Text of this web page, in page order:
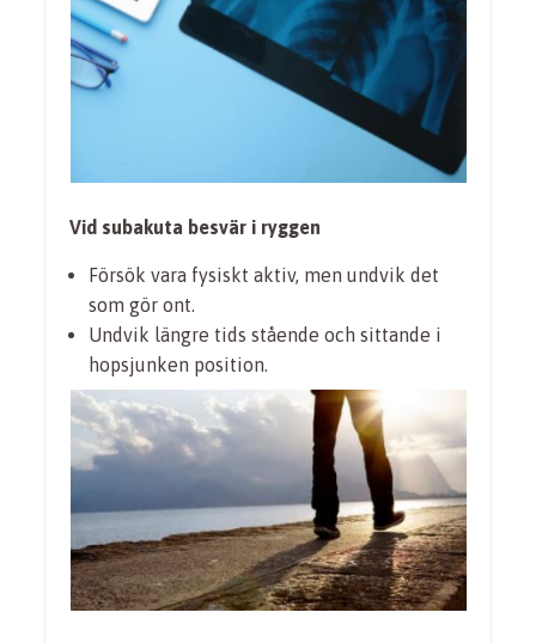
Vid subakuta besvär i ryggen
Försök vara fysiskt aktiv, men undvik det
som gör ont.
Undvik längre tids stående och sittande i
hopsjunken position.